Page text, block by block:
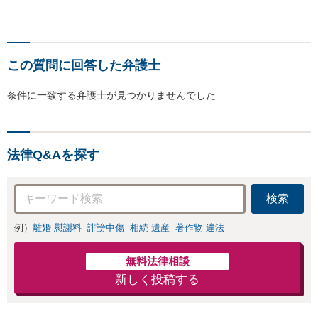
この質問に回答した弁護士
条件に一致する弁護士が見つかりませんでした
法律Q&Aを探す
検索
例） 離婚 慰謝料 誹謗中傷 相続 遺産 著作物 違法
無料法律相談
新しく投稿する